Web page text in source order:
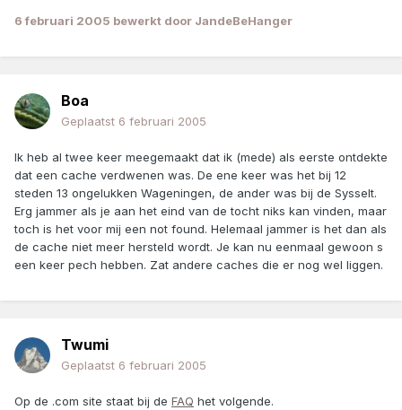
6 februari 2005 bewerkt door JandeBeHanger
Boa
Geplaatst 6 februari 2005
Ik heb al twee keer meegemaakt dat ik (mede) als eerste ontdekte
dat een cache verdwenen was. De ene keer was het bij 12
steden 13 ongelukken Wageningen, de ander was bij de Sysselt.
Erg jammer als je aan het eind van de tocht niks kan vinden, maar
toch is het voor mij een not found. Helemaal jammer is het dan als
de cache niet meer hersteld wordt. Je kan nu eenmaal gewoon s
een keer pech hebben. Zat andere caches die er nog wel liggen.
Twumi
Geplaatst 6 februari 2005
Op de .com site staat bij de FAQ het volgende.